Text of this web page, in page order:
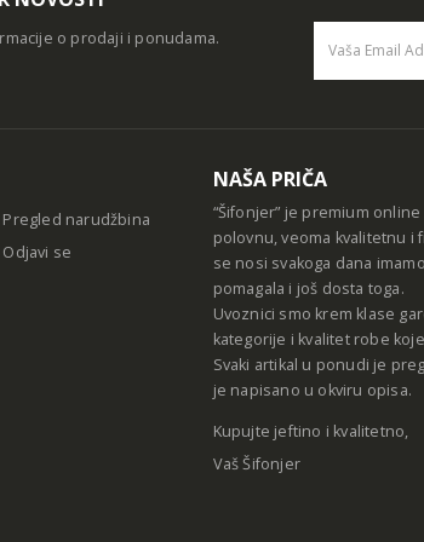
o prodaji i ponudama.
Pregled narudžbina
Odjavi se
NAŠA PRIČA
“Šifonjer” je premium
polovnu, veoma kvalitetnu
se nosi svakoga dana
pomagala i još dosta toga.
Uvoznici smo krem klase
kategorije i kvalitet robe
Svaki artikal u ponudi je
je napisano u okviru opisa.
Kupujte jeftino i kvalitetno,
Vaš Šifonjer